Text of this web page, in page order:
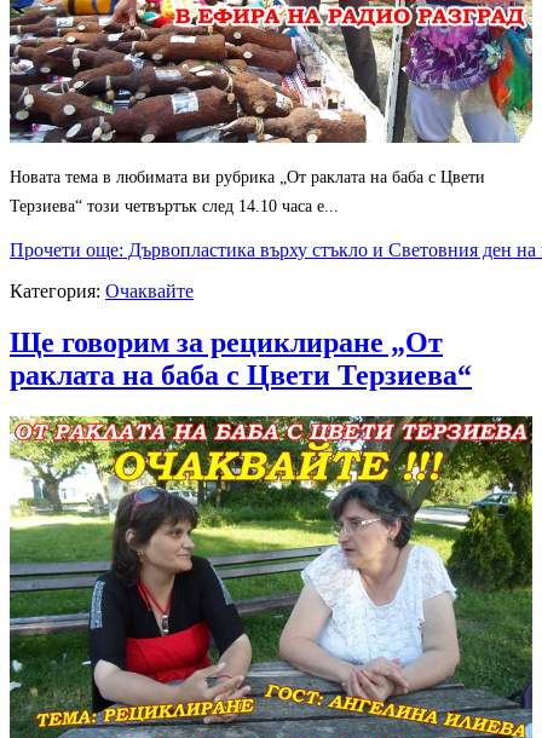
Новата тема в любимата ви рубрика „От раклата на баба с Цвети
Терзиева“ този четвъртък след 14.10 часа е...
Прочети още: Дървопластика върху стъкло и Световния ден на
Категория: Очаквайте
Ще говорим за рециклиране „От
раклата на баба с Цвети Терзиева“